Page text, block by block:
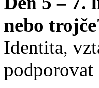
nebo
Identita,